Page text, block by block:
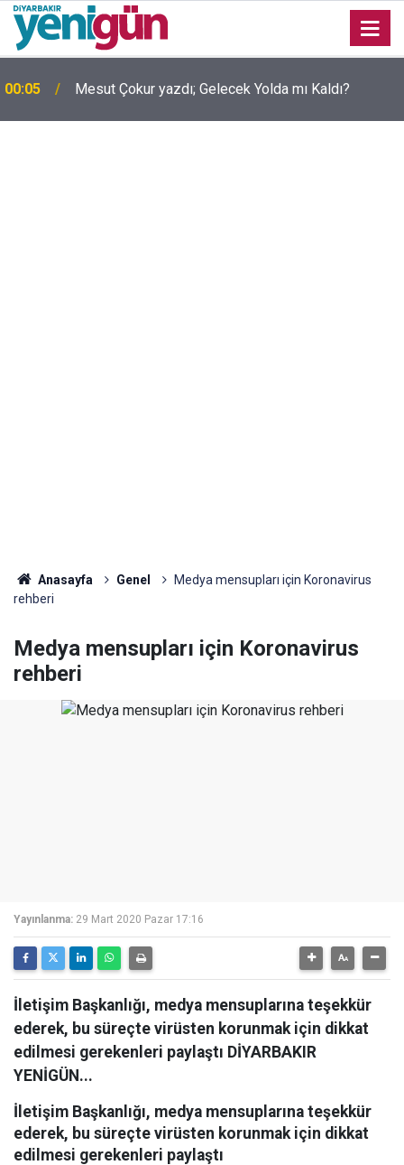
00:05 Mesut Çokur yazdı; Gelecek Yolda mı Kaldı?
Anasayfa Genel
Medya mensupları için Koronavirus
rehberi
Medya mensupları için Koronavirus
rehberi
Yayınlanma: 29 Mart 2020 Pazar 17:16
İletişim Başkanlığı, medya mensuplarına teşekkür
ederek, bu süreçte virüsten korunmak için dikkat
edilmesi gerekenleri paylaştı DİYARBAKIR
YENİGÜN...
İletişim Başkanlığı, medya mensuplarına teşekkür
ederek, bu süreçte virüsten korunmak için dikkat
edilmesi gerekenleri paylaştı